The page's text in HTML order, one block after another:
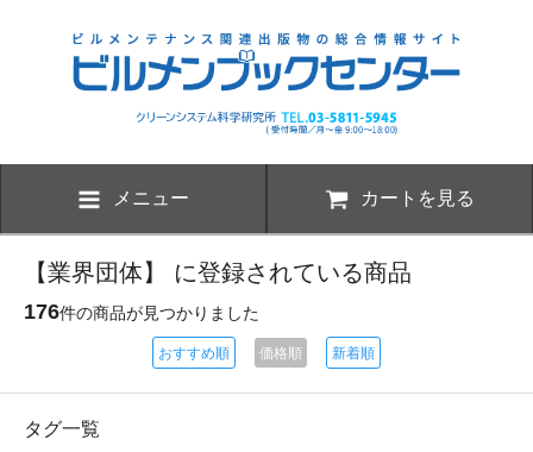
メニュー カートを見る
【業界団体】 に登録されている商品
176件の商品が見つかりました
おすすめ順 価格順 新着順
タグ一覧